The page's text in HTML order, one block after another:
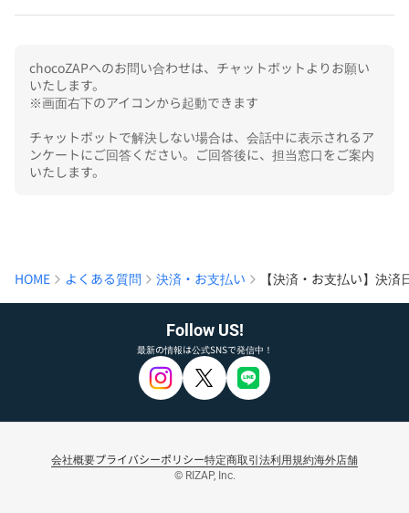
chocoZAPへのお問い合わせは、チャットボットよりお願い
いたします。
※画面右下のアイコンから起動できます
チャットボットで解決しない場合は、会話中に表示されるア
ンケートにご回答ください。ご回答後に、担当窓口をご案内
いたします。
HOME よくある質問 決済・お支払い 【決済・お支払い】決
Follow US!
最新の情報は公式SNSで発信中！
会社概要プライバシーポリシー特定商取引法利用規約海外店舗
© RIZAP, Inc.